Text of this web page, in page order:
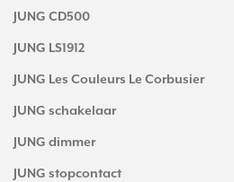
JUNG CD500
JUNG LS1912
JUNG Les Couleurs Le Corbusier
JUNG schakelaar
JUNG dimmer
JUNG stopcontact